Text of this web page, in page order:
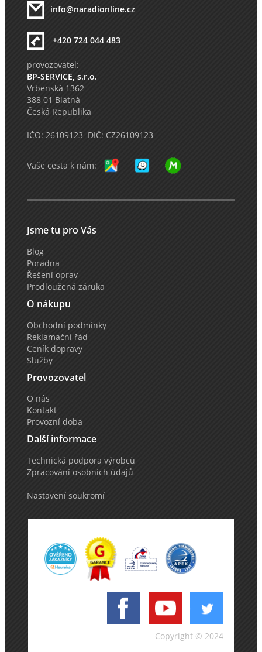
info@naradionline.cz
+420 724 044 483
provozovatel:
BP-SERVICE, s.r.o.
Vrbenská 1362
388 01 Blatná
Česká Republika
IČO: 26109123 DIČ: CZ26109123
Vaše cesta k nám:
Jsme tu pro Vás
Blog
Poradna
Řešení oprav
Prodloužená záruka
O nákupu
Obchodní podmínky
Reklamační řád
Ceník dopravy
Služby
Provozovatel
O nás
Kontakt
Provozní doba
Další informace
Technická podpora výrobců
Zpracování osobních údajů
Nastavení soukromí
Copyright © 2024